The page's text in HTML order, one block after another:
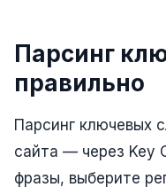
Автоворонки
AI Агенты
SEO-ПРОДВИЖЕНИЕ
Парсинг
правильно
Парсинг ключевых
сайта — через Key
фразы, выберите